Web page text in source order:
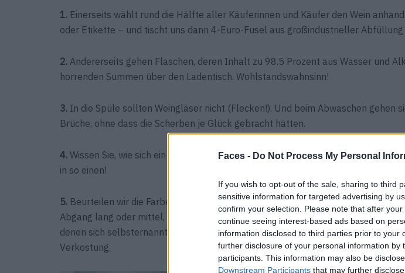
Faces - Do Not Process My Personal
If you wish to opt-out of the sale, sharing to third
sensitive information for targeted advertising by
confirm your selection. Please note that after
continue seeing interest-based ads based on
information disclosed to third parties prior to
further disclosure of your personal information by
participants. This information may also be
Downstream Participants that may further
1. Einerseits wählt rund die Hälfte aller Käuferinnen und Käufer den Wein
oder Etikette – und tischt uns dann 4-Euro-Fusel aus groß­industrieller Abfüllung
2. Andererseits gehen Flaschen, deren Inhalt zu 98.5 Prozent aus Wasser und
horrenden Summen über den Ladentisch. Wohlstandswahnsinn!
3. In die Spüle sollten Weingläser nicht (Flecken!). Und beim Abwaschen gehen
Brüche, ohne dass die Scherben je Glück gebracht hätten.
4. Wissen Sie, wie sich ein schmutziger Küchenlappen im Mund anfühlt? Rotwein
in so einen!
5. Beurteilen wir die Farbe als Rubin- oder Purpurrot, dominieren Holz- oder
Abgang lang oder mittel, und welchen Jahrgang bunkern wir wie lange im
denen sich selbst­ernannte Experten die Schädel einschlagen. Erst recht nach
Verkostung.